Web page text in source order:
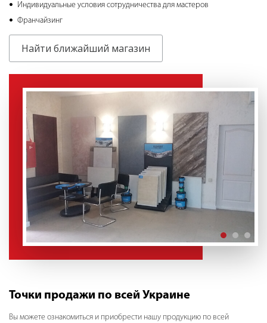
Индивидуальные условия сотрудничества для мастеров
Франчайзинг
Найти ближайший магазин
Точки продажи по всей Украине
Вы можете ознакомиться и приобрести нашу продукцию по всей